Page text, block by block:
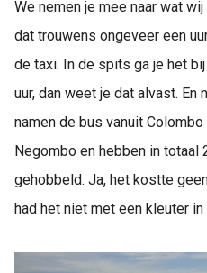
We nemen je mee naar wat
dat trouwens ongeveer een
de taxi. In de spits ga je het
uur, dan weet je dat alvast. En
namen de bus vanuit
Negombo en hebben in totaal
gehobbeld. Ja, het kostte
had het niet met een kleuter